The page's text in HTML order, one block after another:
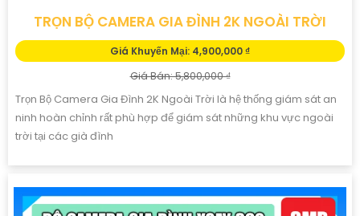
TRỌN BỘ CAMERA GIA ĐÌNH 2K NGOÀI TRỜI
Giá Khuyến Mại: 4,900,000 ₫
Giá Bán: 5,800,000 ₫
Trọn Bộ Camera Gia Đình 2K Ngoài Trời là hệ thống giám sát an
ninh hoàn chỉnh rất phù hợp để giám sát những khu vực ngoài
trời tại các già đình